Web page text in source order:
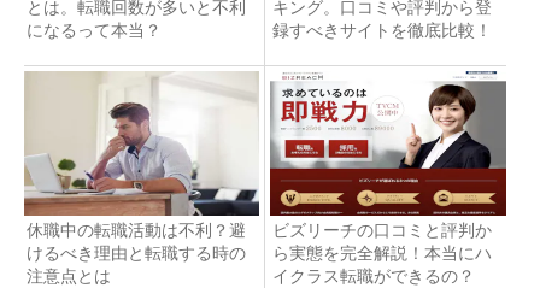
とは。転職回数が多いと不利
になるって本当？
キング。口コミや評判から登
録すべきサイトを徹底比較！
休職中の転職活動は不利？避
けるべき理由と転職する時の
注意点とは
ビズリーチの口コミと評判か
ら実態を完全解説！本当にハ
イクラス転職ができるの？